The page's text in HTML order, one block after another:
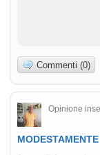
Commenti (0)
Opinione
MODESTAMENTE